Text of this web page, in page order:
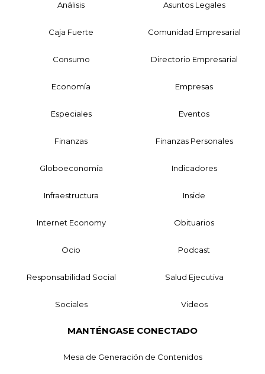
Análisis Asuntos Legales
Caja Fuerte Comunidad Empresarial
Consumo Directorio Empresarial
Economía Empresas
Especiales Eventos
Finanzas Finanzas Personales
Globoeconomía Indicadores
Infraestructura Inside
Internet Economy Obituarios
Ocio Podcast
Responsabilidad Social Salud Ejecutiva
Sociales Videos
MANTÉNGASE CONECTADO
Mesa de Generación de Contenidos